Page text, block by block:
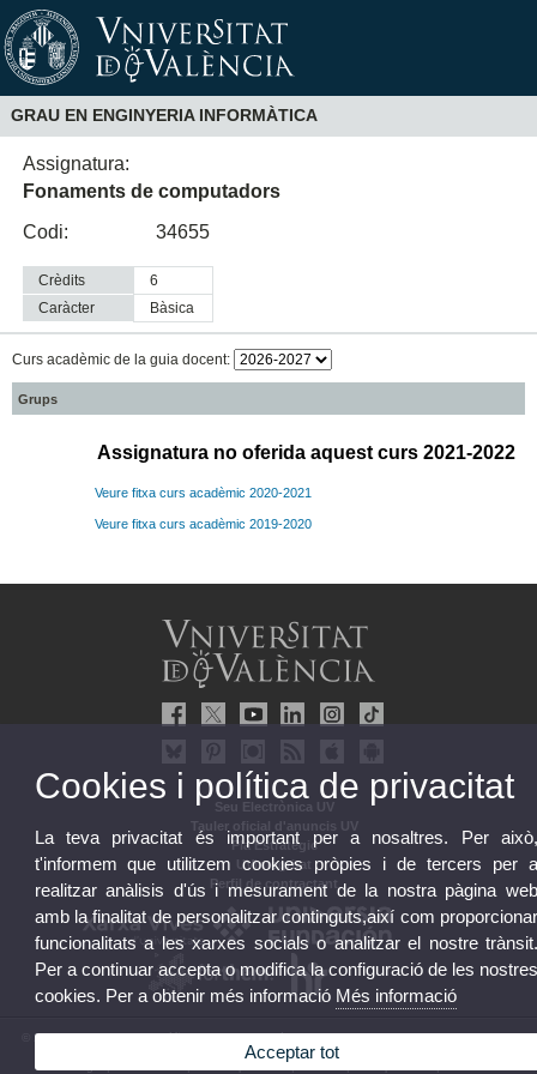
GRAU EN ENGINYERIA INFORMÀTICA
Assignatura:
Fonaments de computadors
Codi:
34655
Crèdits
6
Caràcter
bàsica
Curs acadèmic de la guia docent:
Grups
Assignatura no oferida aquest curs 2021-2022
Veure fitxa curs acadèmic 2020-2021
Veure fitxa curs acadèmic 2019-2020
Seu Electrònica UV
Tauler oficial d'anuncis UV
Pla Estratègic
UVintegritat
Perfil de contractant
© 2026 UV. - Av. Blasco Ibáñez, 13. 46010 València. Espanya. Tel. UV: (+34) 963 86 41 00
Política privacitat|
Cookies i política de privacitat
La teva privacitat és important per a nosaltres. Per
t'informem que utilitzem cookies pròpies i de tercers per
realitzar anàlisis d'ús i mesurament de la nostra pàgina
amb la finalitat de personalitzar continguts,així com
funcionalitats a les xarxes socials o analitzar el nostre
Per a continuar accepta o modifica la configuració de les
cookies. Per a obtenir més informació Més informació
Acceptar tot